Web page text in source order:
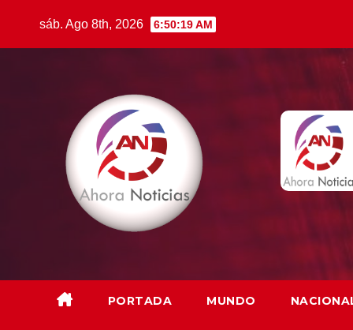
sáb. Ago 8th, 2026 6:50:20 AM
PORTADA MUNDO